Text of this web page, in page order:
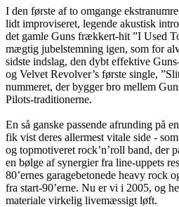
I den første af to omgange
lidt improviseret, legende akustisk
det gamle Guns frækkert-hit ”I Used
mægtig jubelstemning igen, som for
sidste indslag, den dybt effektive
og Velvet Revolver’s første single,
nummeret, der bygger bro mellem
Pilots-traditionerne.
En så ganske passende afrunding på
fik vist deres allermest vitale side -
og topmotiveret rock’n’roll band, der
en bølge af synergier fra line-uppets
80’ernes garagebetonede heavy rock
fra start-90’erne. Nu er vi i 2005, og
materiale virkelig livemæssigt løft.